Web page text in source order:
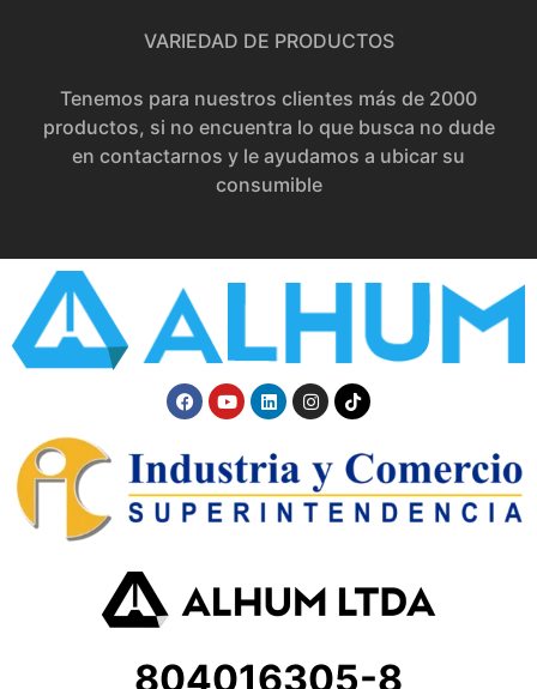
VARIEDAD DE PRODUCTOS
Tenemos para nuestros clientes más de 2000
productos, si no encuentra lo que busca no dude
en contactarnos y le ayudamos a ubicar su
consumible
804016305-8